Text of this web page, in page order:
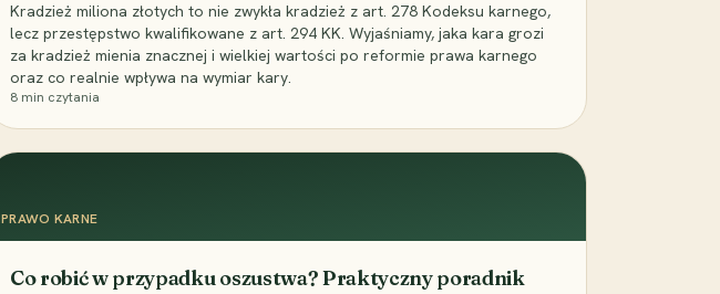
Kradzież miliona złotych to nie zwykła kradzież z art. 278 Kodeksu karnego,
lecz przestępstwo kwalifikowane z art. 294 KK. Wyjaśniamy, jaka kara grozi
za kradzież mienia znacznej i wielkiej wartości po reformie prawa karnego
oraz co realnie wpływa na wymiar kary.
8 min czytania
PRAWO KARNE
Co robić w przypadku oszustwa? Praktyczny poradnik